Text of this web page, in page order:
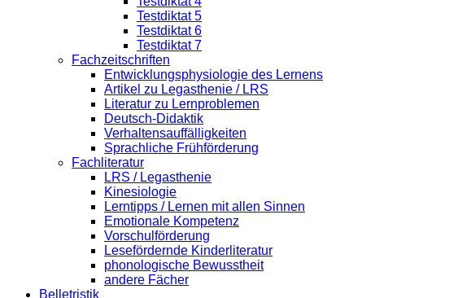
Testdiktat 5
Testdiktat 6
Testdiktat 7
Fachzeitschriften
Entwicklungsphysiologie des Lernens
Artikel zu Legasthenie / LRS
Literatur zu Lernproblemen
Deutsch-Didaktik
Verhaltensauffälligkeiten
Sprachliche Frühförderung
Fachliteratur
LRS / Legasthenie
Kinesiologie
Lerntipps / Lernen mit allen Sinnen
Emotionale Kompetenz
Vorschulförderung
Lesefördernde Kinderliteratur
phonologische Bewusstheit
andere Fächer
Belletristik